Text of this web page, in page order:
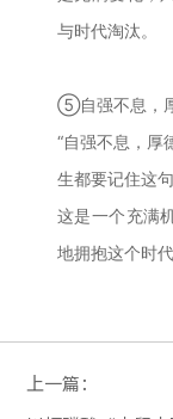
与时代淘汰。
⑤自强不息，
“自强不息，厚
生都要记住这
这是一个充满
地拥抱这个时
上一篇：